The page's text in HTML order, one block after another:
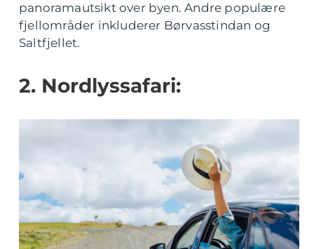
panoramautsikt over byen. Andre populære
fjellområder inkluderer Børvasstindan og
Saltfjellet.
2. Nordlyssafari: